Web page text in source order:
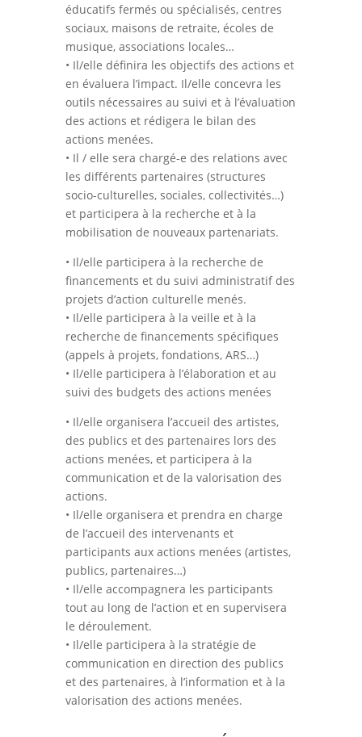
éducatifs fermés ou spécialisés, centres
sociaux, maisons de retraite, écoles de
musique, associations locales…
• Il/elle définira les objectifs des actions et
en évaluera l’impact. Il/elle concevra les
outils nécessaires au suivi et à l’évaluation
des actions et rédigera le bilan des
actions menées.
• Il / elle sera chargé-e des relations avec
les différents partenaires (structures
socio-culturelles, sociales, collectivités…)
et participera à la recherche et à la
mobilisation de nouveaux partenariats.
• Il/elle participera à la recherche de
financements et du suivi administratif des
projets d’action culturelle menés.
• Il/elle participera à la veille et à la
recherche de financements spécifiques
(appels à projets, fondations, ARS…)
• Il/elle participera à l’élaboration et au
suivi des budgets des actions menées
• Il/elle organisera l’accueil des artistes,
des publics et des partenaires lors des
actions menées, et participera à la
communication et de la valorisation des
actions.
• Il/elle organisera et prendra en charge
de l’accueil des intervenants et
participants aux actions menées (artistes,
publics, partenaires…)
• Il/elle accompagnera les participants
tout au long de l’action et en supervisera
le déroulement.
• Il/elle participera à la stratégie de
communication en direction des publics
et des partenaires, à l’information et à la
valorisation des actions menées.